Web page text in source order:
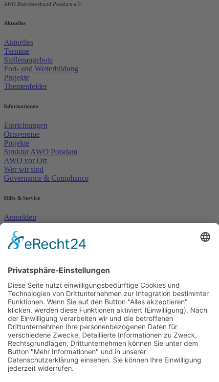
AWO Bezirksverband Potsdam e.V.
Aktuelles
Aktuelles
Termine
Stellenangebote
Fort- und Weiterbildung
Projekte
Themenfelder
Informationen
Einrichtungen
Ortsvereine
Projekte
Struktur AWO Potsdam
AWO vor Ort
Wer wir sind
Governance & Compliance
Hilfe & Service
Anmelden
Mitglied werden
Kontakt
Inhaltsverzeichnis
AWO Jobportal
AWO Ehrenamt Portal
AWO Schulgesundheitsfachkräfte
AWO Bundesverband
AWO International
AWO Pflegeberatung
AWO Junge Plattform
AWO Kulturhaus Babelsberg
Arbeit mit Behinderung